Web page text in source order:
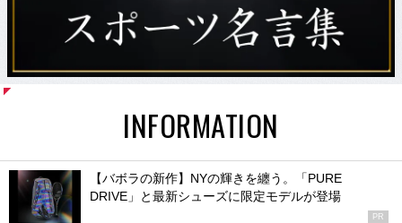
INFORMATION
【バボラの新作】NYの輝きを纏う。「PURE
DRIVE」と最新シューズに限定モデルが登場
PR